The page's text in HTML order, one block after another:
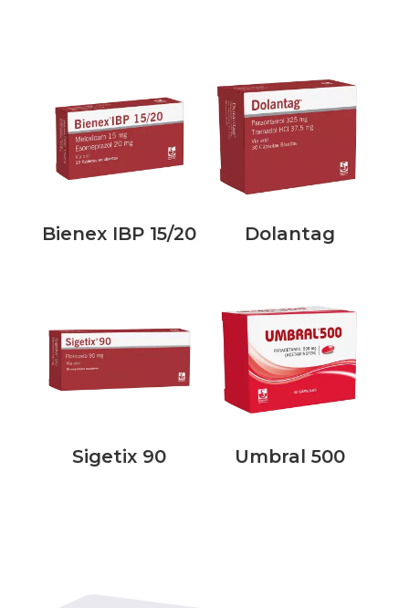
Bienex IBP 15/20 Dolantag
Sigetix 90 Umbral 500